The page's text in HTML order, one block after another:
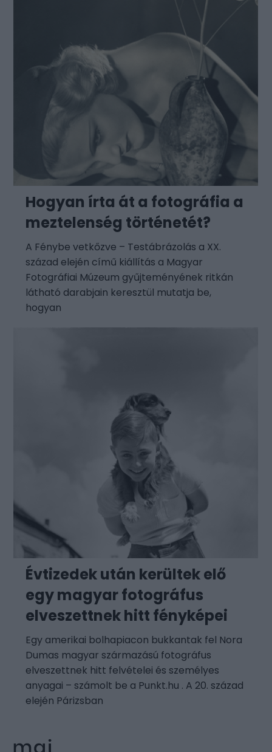
Hogyan írta át a fotográfia a
meztelenség történetét?
A Fénybe vetkőzve – Testábrázolás a XX.
század elején című kiállítás a Magyar
Fotográfiai Múzeum gyűjteményének ritkán
látható darabjain keresztül mutatja be,
hogyan
Évtizedek után kerültek elő
egy magyar fotográfus
elveszettnek hitt fényképei
Egy amerikai bolhapiacon bukkantak fel Nora
Dumas magyar származású fotográfus
elveszettnek hitt felvételei és személyes
anyagai – számolt be a Punkt.hu . A 20. század
elején Párizsban